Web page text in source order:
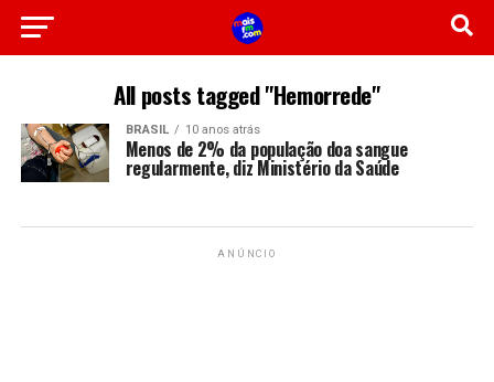
All posts tagged "Hemorrede"
BRASIL 10 anos atrás
Menos de 2% da população doa sangue
regularmente, diz Ministério da Saúde
ANÚNCIO